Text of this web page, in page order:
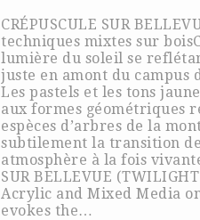
CRÉPUSCULE SUR
techniques mixtes sur
lumière du soleil se
juste en amont du campus
Les pastels et les tons
aux formes géométriques
espèces d’arbres de la
subtilement la transition
atmosphère à la fois
SUR BELLEVUE
Acrylic and Mixed Media
evokes the…